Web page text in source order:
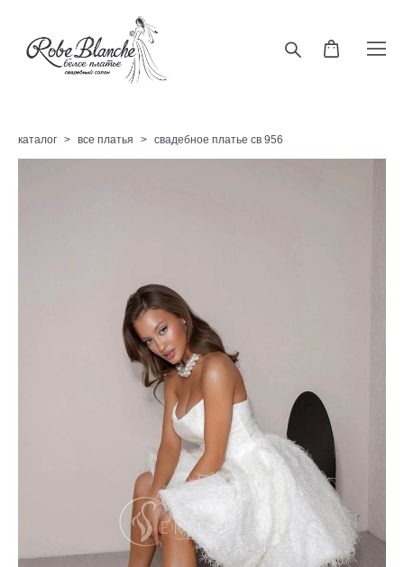
каталог > все платья > свадебное платье св 956